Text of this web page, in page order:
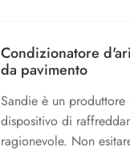
Condizionatore
da pavimento
Sandie è un
dispositivo di
ragionevole. Non